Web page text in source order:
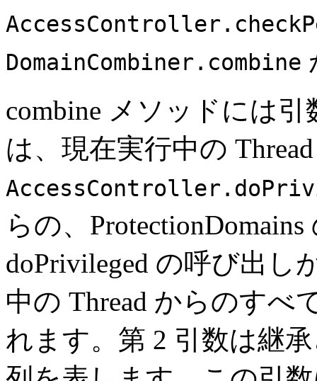
DomainCombiner.combine
combine メソッドには
は、現在実行中の
らの、
doPrivileged の呼び出し
中の Thread からのすべ
れます。第 2 引数は継